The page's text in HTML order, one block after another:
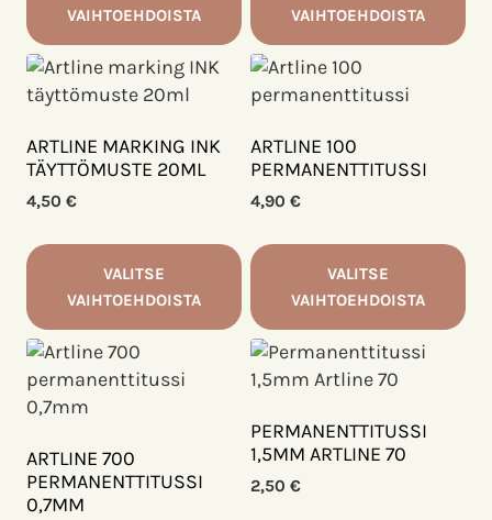
VAIHTOEHDOISTA
Tällä
tuotteella
on
useampi
muunnelma.
Voit
valinnat
sivulla.
VAIHTOEHDOISTA
Tällä
on
useampi
muunnelma.
Voit
valinnat
sivulla.
ARTLINE MARKING INK
TÄYTTÖMUSTE 20ML
4,50 €
VALITSE
VAIHTOEHDOISTA
Tällä
on
useampi
muunnelma.
Voit
tehdä
ARTLINE 100
PERMANENTTITUSSI
4,90 €
VALITSE
VAIHTOEHDOISTA
Tällä
tuotteella
on
useampi
muunnelma.
Voit
ARTLINE 700
PERMANENTTITUSSI
0,7MM
PERMANENTTITUSSI
1,5MM ARTLINE 70
2,50 €